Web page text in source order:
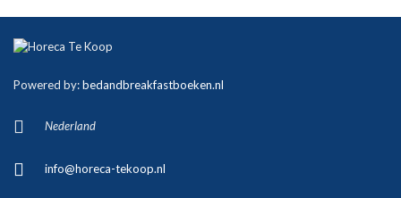
l
e
n
t
Powered by:bedandbreakfastboeken.nl
Nederland
info@horeca-tekoop.nl